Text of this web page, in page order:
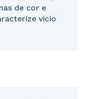
de cor e
vício